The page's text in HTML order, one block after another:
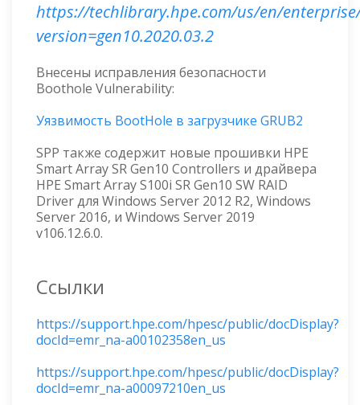
https://techlibrary.hpe.com/us/en/
version=gen10.2020.03.2
Внесены исправления безопасности
Boothole Vulnerability:
Уязвимость BootHole в загрузчике GRUB2
SPP также содержит новые прошивки HPE
Smart Array SR Gen10 Controllers и драйвера
HPE Smart Array S100i SR Gen10 SW RAID
Driver для Windows Server 2012 R2, Windows
Server 2016, и Windows Server 2019
v106.12.6.0.
Ссылки
https://support.hpe.com/hpesc/public/docDisplay?
docId=emr_na-a00102358en_us
https://support.hpe.com/hpesc/public/docDisplay?
docId=emr_na-a00097210en_us